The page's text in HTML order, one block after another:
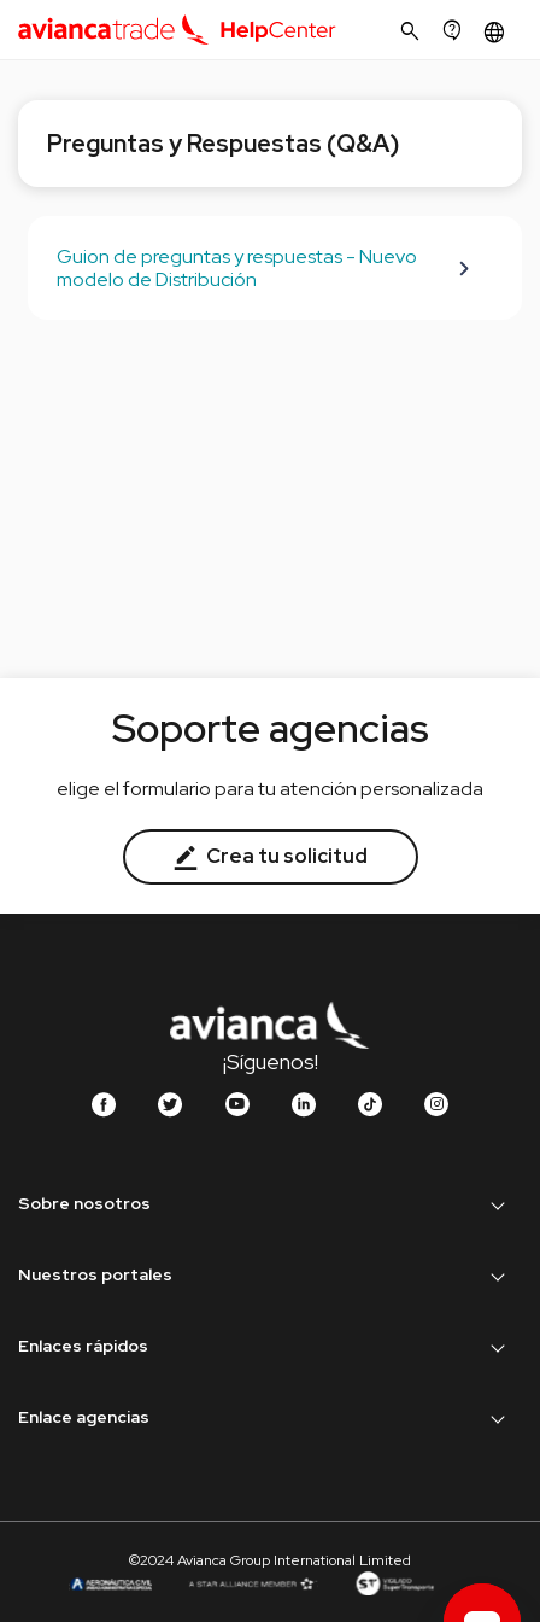
search contact_support language
Preguntas y Respuestas (Q&A)
Guion de preguntas y respuestas - Nuevo
modelo de Distribución
Soporte agencias
elige el formulario para tu atención personalizada
Crea tu solicitud
¡Síguenos!
Sobre nosotros
Nuestros portales
Enlaces rápidos
Enlace agencias
©2024 Avianca Group International Limited